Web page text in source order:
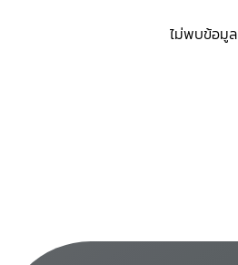
ไม่พบข้อมูล